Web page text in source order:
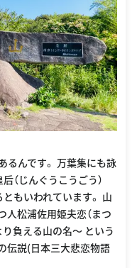
るんです。 万葉集にも詠
（じんぐうこうごう）
もいわれています。 山
人松浦佐用姫夫恋（まつ
負える山の名〜 という
伝説(日本三大悲恋物語